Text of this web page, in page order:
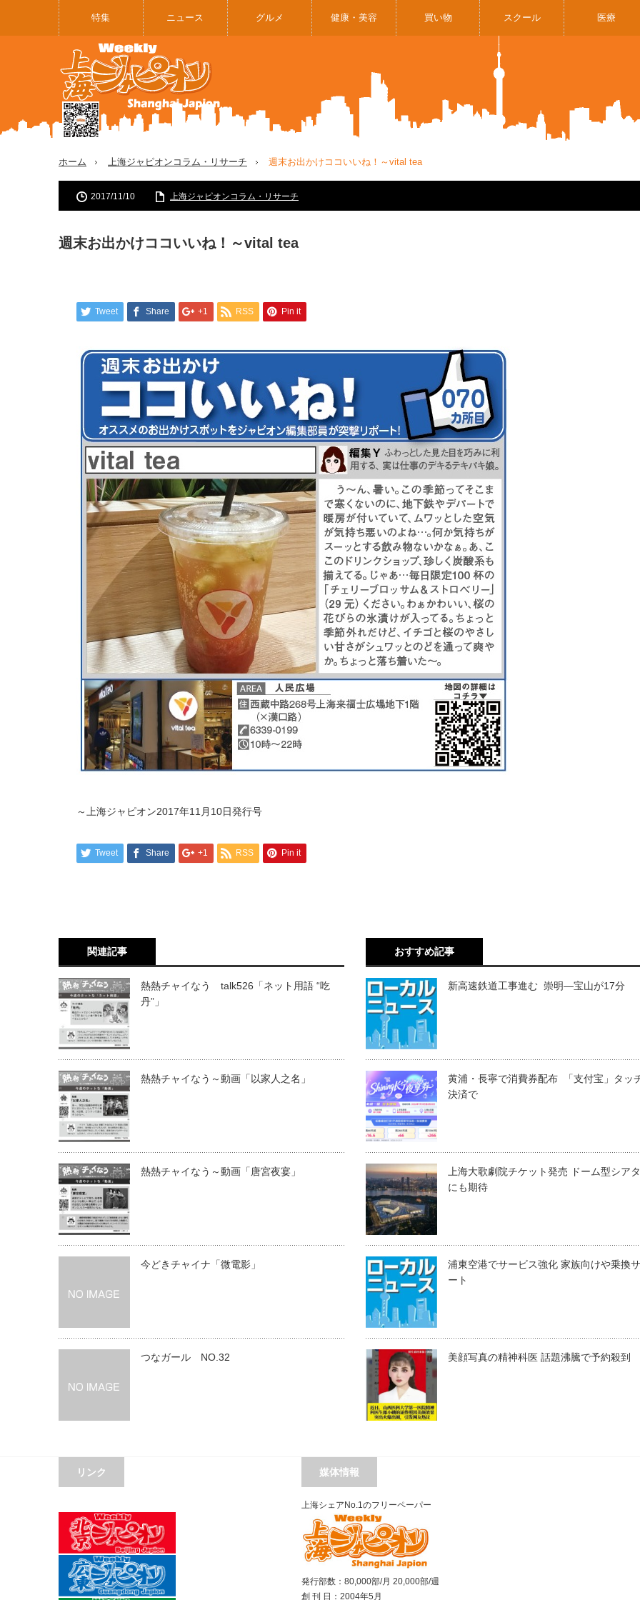
特集 ニュース グルメ 健康・美容 買い物 スクール 医療
ホーム 上海ジャピオンコラム・リサーチ 週末お出かけココいいね！～vital tea
2017/11/10 上海ジャピオンコラム・リサーチ
週末お出かけココいいね！～vital tea
Tweet Share +1 RSS Pin it
～上海ジャピオン2017年11月10日発行号
Tweet Share +1 RSS Pin it
関連記事
熱熱チャイなう talk526「ネット用語 “吃
丹”」
熱熱チャイなう～動画「以家人之名」
熱熱チャイなう～動画「唐宮夜宴」
今どきチャイナ「微電影」
つなガール NO.32
おすすめ記事
新高速鉄道工事進む 崇明―宝山が17分
黄浦・長寧で消費券配布 「支付宝」タッ
決済で
上海大歌劇院チケット発売 ドーム型シア
にも期待
浦東空港でサービス強化 家族向けや乗換
ート
美顔写真の精神科医 話題沸騰で予約殺到
リンク 媒体情報
上海シェアNo.1のフリーペーパー
発行部数：80,000部/月 20,000部/週
創 刊 日：2004年5月